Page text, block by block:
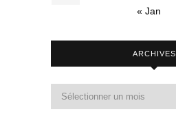
« Jan
ARCHIVES